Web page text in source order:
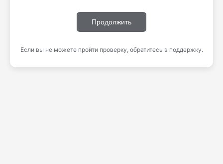
Продолжить
Если вы не можете пройти проверку, обратитесь в поддержку.